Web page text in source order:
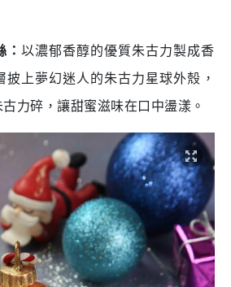
：以濃郁香醇的優質朱古力製成香
披上夢幻迷人的朱古力星球外殼，
力碎，讓甜蜜滋味在口中盪漾。